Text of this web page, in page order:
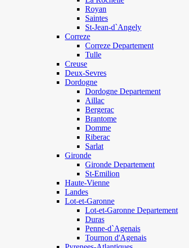
Royan
Saintes
St-Jean-d`Angely
Correze
Correze Departement
Tulle
Creuse
Deux-Sevres
Dordogne
Dordogne Departement
Aillac
Bergerac
Brantome
Domme
Riberac
Sarlat
Gironde
Gironde Departement
St-Emilion
Haute-Vienne
Landes
Lot-et-Garonne
Lot-et-Garonne Departement
Duras
Penne-d`Agenais
Tournon d'Agenais